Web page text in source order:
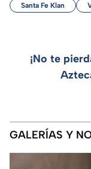
Santa Fe Klan
¡No te
GALERÍAS Y